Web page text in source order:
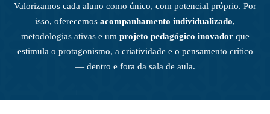
Valorizamos cada aluno como único, com potencial próprio. Por
isso, oferecemos acompanhamento individualizado,
metodologias ativas e um projeto pedagógico inovadorque
estimula o protagonismo, a criatividade e o pensamento crítico
— dentro e fora da sala de aula.